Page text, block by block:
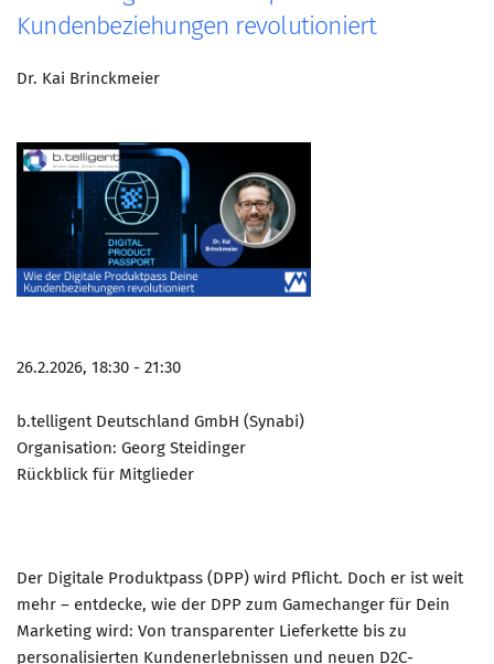
Kundenbeziehungen revolutioniert
Dr. Kai Brinckmeier
26.2.2026, 18:30 - 21:30
b.telligent Deutschland GmbH (Synabi)
Organisation: Georg Steidinger
Rückblick für Mitglieder
Der Digitale Produktpass (DPP) wird Pflicht. Doch er ist weit
mehr – entdecke, wie der DPP zum Gamechanger für Dein
Marketing wird: Von transparenter Lieferkette bis zu
personalisierten Kundenerlebnissen und neuen D2C-